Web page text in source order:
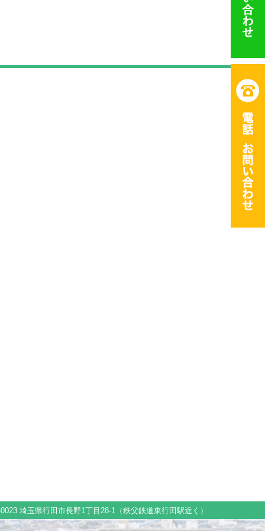
埼玉県行田市長野1丁目28-1（秩父鉄道東行田駅近く）